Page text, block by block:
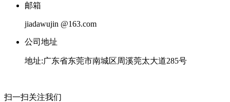
邮箱
jiadawujin @163.com
公司地址
地址:广东省东莞市南城区周溪莞太大道285号
扫一扫关注我们